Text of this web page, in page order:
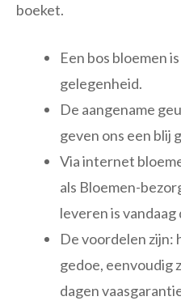
boeket.
Een bos bloemen
gelegenheid.
De aangename
geven ons een blij
Via internet
als Bloemen-
leveren is vandaag
De voordelen zijn:
gedoe, eenvoudig
dagen